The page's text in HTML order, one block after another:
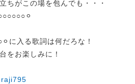
ちがこの場を包んでも・・・
に入る歌詞は何だろな！
をお楽しみに！